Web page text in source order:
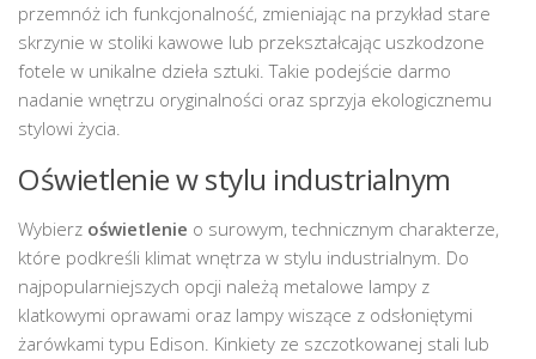
przemnóż ich funkcjonalność, zmieniając na przykład stare
skrzynie w stoliki kawowe lub przekształcając uszkodzone
fotele w unikalne dzieła sztuki. Takie podejście darmo
nadanie wnętrzu oryginalności oraz sprzyja ekologicznemu
stylowi życia.
Oświetlenie w stylu industrialnym
Wybierz oświetlenie o surowym, technicznym charakterze,
które podkreśli klimat wnętrza w stylu industrialnym. Do
najpopularniejszych opcji należą metalowe lampy z
klatkowymi oprawami oraz lampy wiszące z odsłoniętymi
żarówkami typu Edison. Kinkiety ze szczotkowanej stali lub